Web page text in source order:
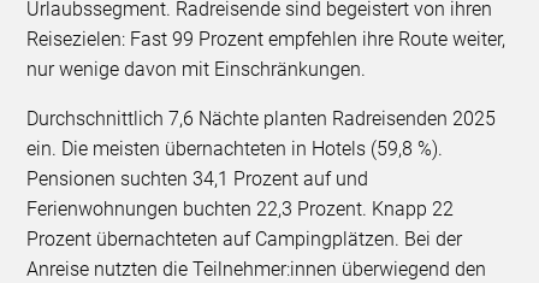
Urlaubssegment. Radreisende sind begeistert von ihren
Reisezielen: Fast 99 Prozent empfehlen ihre Route weiter,
nur wenige davon mit Einschränkungen.
Durchschnittlich 7,6 Nächte planten Radreisenden 2025
ein. Die meisten übernachteten in Hotels (59,8 %).
Pensionen suchten 34,1 Prozent auf und
Ferienwohnungen buchten 22,3 Prozent. Knapp 22
Prozent übernachteten auf Campingplätzen. Bei der
Anreise nutzten die Teilnehmer:innen überwiegend den